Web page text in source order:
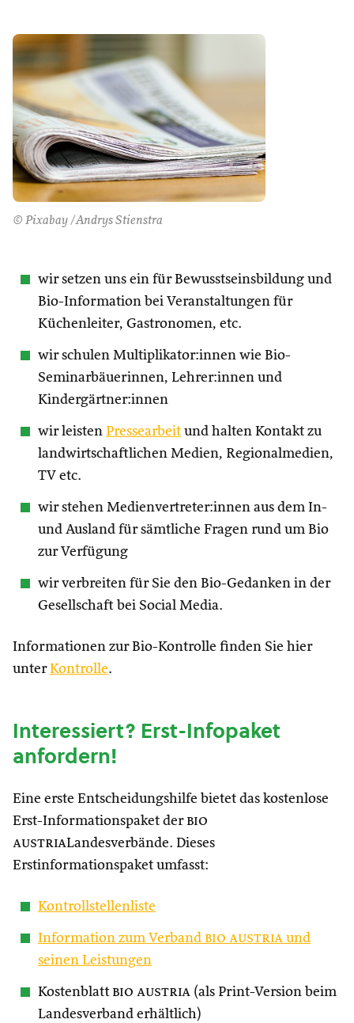
© Pixabay /Andrys Stienstra
wir setzen uns ein für Bewusstseinsbildung und
Bio-Information bei Veranstaltungen für
Küchenleiter, Gastronomen, etc.
wir schulen Multiplikator:innen wie Bio-
Seminarbäuerinnen, Lehrer:innen und
Kindergärtner:innen
wir leisten Pressearbeit und halten Kontakt zu
landwirtschaftlichen Medien, Regionalmedien,
TV etc.
wir stehen Medienvertreter:innen aus dem In-
und Ausland für sämtliche Fragen rund um Bio
zur Verfügung
wir verbreiten für Sie den Bio-Gedanken in der
Gesellschaft bei Social Media.
Informationen zur Bio-Kontrolle finden Sie hier
unterKontrolle.
Interessiert? Erst-Infopaket
anfordern!
Eine erste Entscheidungshilfe bietet das kostenlose
Erst-Informationspaket der bio
austriaLandesverbände. Dieses
Erstinformationspaket umfasst:
Kontrollstellenliste
Information zum Verband bio austria und
seinen Leistungen
Kostenblatt bio austria (als Print-Version beim
Landesverband erhältlich)